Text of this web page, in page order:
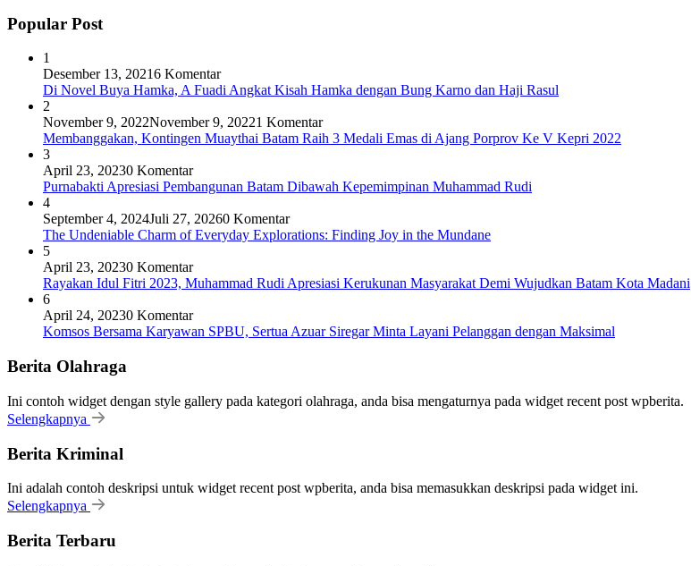
Popular Post
1
Desember 13, 20216 Komentar
Di Novel Buya Hamka, A Fuadi Angkat Kisah Hamka dengan Bung Karno dan Haji Rasul
2
November 9, 2022November 9, 20221 Komentar
Membanggakan, Kontingen Muaythai Batam Raih 3 Medali Emas di Ajang Porprov Ke V Kepri 2022
3
April 23, 20230 Komentar
Purnabakti Apresiasi Pembangunan Batam Dibawah Kepemimpinan Muhammad Rudi
4
September 4, 2024Juli 27, 20260 Komentar
The Undeniable Charm of Everyday Explorations: Finding Joy in the Mundane
5
April 23, 20230 Komentar
Rayakan Idul Fitri 2023, Muhammad Rudi Apresiasi Kerukunan Masyarakat Demi Wujudkan Batam Kota Madani
6
April 24, 20230 Komentar
Komsos Bersama Karyawan SPBU, Sertua Azuar Siregar Minta Layani Pelanggan dengan Maksimal
Berita Olahraga
Ini contoh widget dengan style gallery pada kategori olahraga, anda bisa mengaturnya pada widget recent post wpberita.
Selengkapnya
Berita Kriminal
Ini adalah contoh deskripsi untuk widget recent post wpberita, anda bisa memasukkan deskripsi pada widget ini.
Selengkapnya
Berita Terbaru